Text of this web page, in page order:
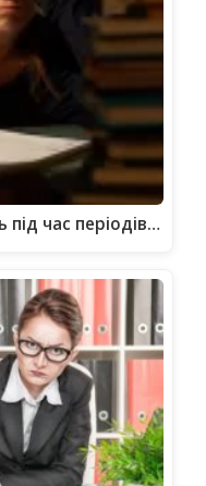
час періодів…